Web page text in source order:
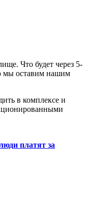
Что будет через 5-
мы оставим нашим
в комплексе и
платят за